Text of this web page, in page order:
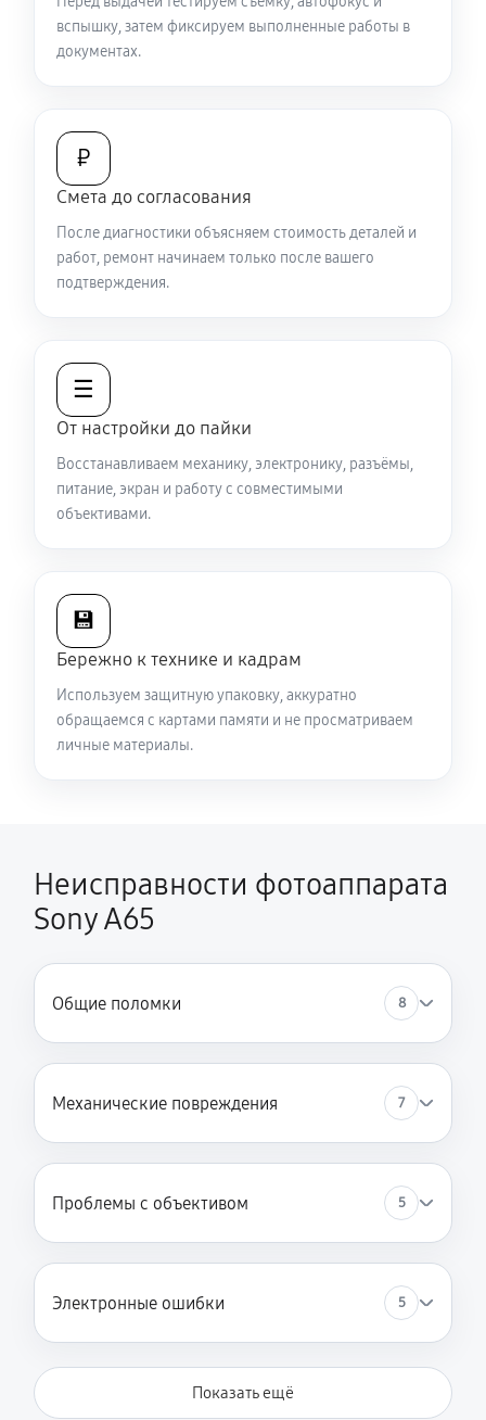
вспышку, затем фиксируем выполненные работы в
документах.
₽
Смета до согласования
После диагностики объясняем стоимость деталей и
работ, ремонт начинаем только после вашего
подтверждения.
☰
От настройки до пайки
Восстанавливаем механику, электронику, разъёмы,
питание, экран и работу с совместимыми
объективами.
💾
Бережно к технике и кадрам
Используем защитную упаковку, аккуратно
обращаемся с картами памяти и не просматриваем
личные материалы.
Неисправности фотоаппарата
Sony A65
Общие поломки 8
Механические повреждения 7
Проблемы с объективом 5
Электронные ошибки 5
Показать ещё